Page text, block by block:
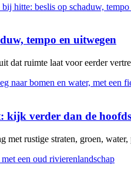
tempo en uitwegen
dat ruimte laat voor eerder
kijk verder dan de
met rustige straten, groen,